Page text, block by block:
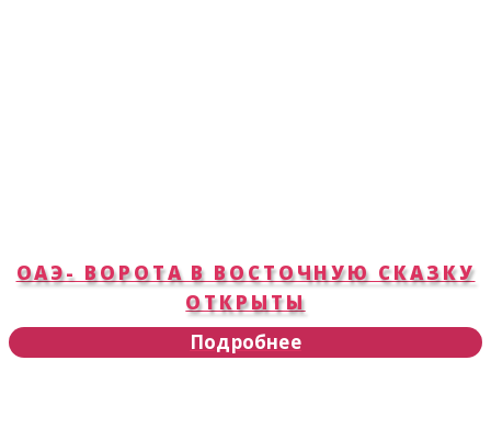
ОАЭ- ВОРОТА В ВОСТОЧНУЮ СКАЗКУ
ОТКРЫТЫ
Подробнее